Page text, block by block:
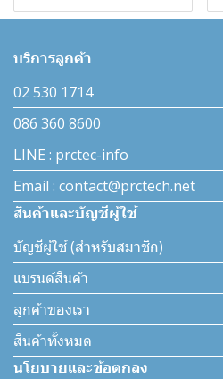
บริการลูกค้า
02 530 1714
086 360 8600
LINE : prctec-info
Email : contact@prctech.net
สินค้าและบัญชีผู้ใช้
บัญชีผู้ใช้ (สำหรับสมาชิก)
แบรนด์สินค้า
ลูกค้าของเรา
สินค้าทั้งหมด
นโยบายและข้อตกลง